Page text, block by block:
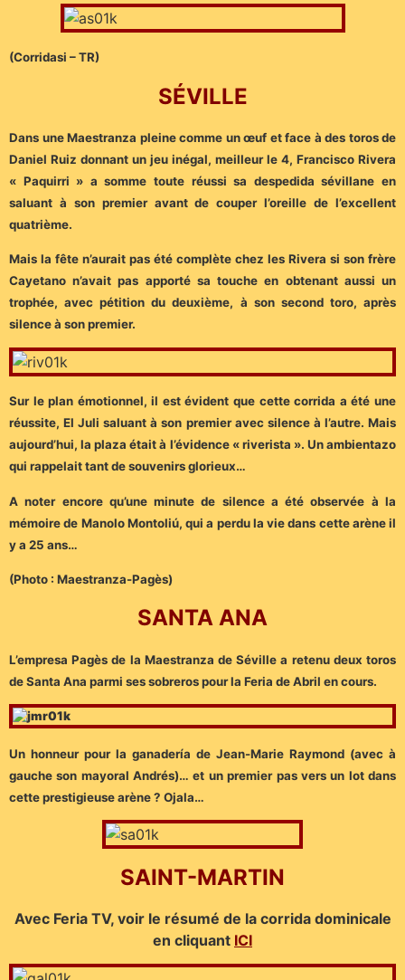
(Corridasi – TR)
SÉVILLE
Dans une Maestranza pleine comme un œuf et face à des toros de
Daniel Ruiz donnant un jeu inégal, meilleur le 4, Francisco Rivera
« Paquirri » a somme toute réussi sa despedida sévillane en
saluant à son premier avant de couper l’oreille de l’excellent
quatrième.
Mais la fête n’aurait pas été complète chez les Rivera si son frère
Cayetano n’avait pas apporté sa touche en obtenant aussi un
trophée, avec pétition du deuxième, à son second toro, après
silence à son premier.
Sur le plan émotionnel, il est évident que cette corrida a été une
réussite, El Juli saluant à son premier avec silence à l’autre. Mais
aujourd’hui, la plaza était à l’évidence « riverista ». Un ambientazo
qui rappelait tant de souvenirs glorieux…
A noter encore qu’une minute de silence a été observée à la
mémoire de Manolo Montoliú, qui a perdu la vie dans cette arène il
y a 25 ans…
(Photo : Maestranza-Pagès)
SANTA ANA
L’empresa Pagès de la Maestranza de Séville a retenu deux toros
de Santa Ana parmi ses sobreros pour la Feria de Abril en cours.
Un honneur pour la ganadería de Jean-Marie Raymond (avec à
gauche son mayoral Andrés)… et un premier pas vers un lot dans
cette prestigieuse arène ? Ojala…
SAINT-MARTIN
Avec Feria TV, voir le résumé de la corrida dominicale
en cliquant ICI